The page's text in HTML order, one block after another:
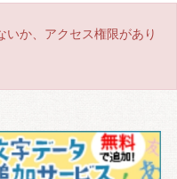
か、アクセス権限があり